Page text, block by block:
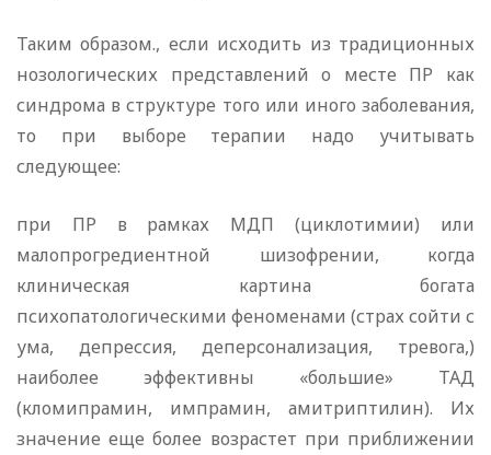
Таким образом., если исходить из традиционных
нозологических представлений о месте ПР как
синдрома в структуре того или иного заболевания,
то при выборе терапии надо учитывать
следующее:
при ПР в рамках МДП (циклотимии) или
малопрогредиентной шизофрении, когда
клиническая картина богата
психопатологическими феноменами (страх сойти с
ума, депрессия, деперсонализация, тревога,)
наиболее эффективны «большие» ТАД
(кломипрамин, импрамин, амитриптилин). Их
значение еще более возрастет при приближении